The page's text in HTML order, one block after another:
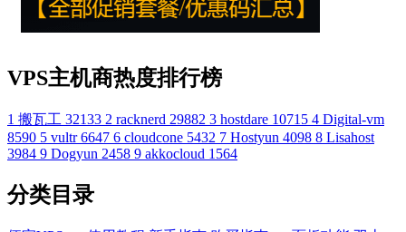
VPS主机商热度排行榜
1 搬瓦工 32133 2 racknerd 29882 3 hostdare 10715 4 Digital-vm
8590 5 vultr 6647 6 cloudcone 5432 7 Hostyun 4098 8 Lisahost
3984 9 Dogyun 2458 9 akkocloud 1564
分类目录